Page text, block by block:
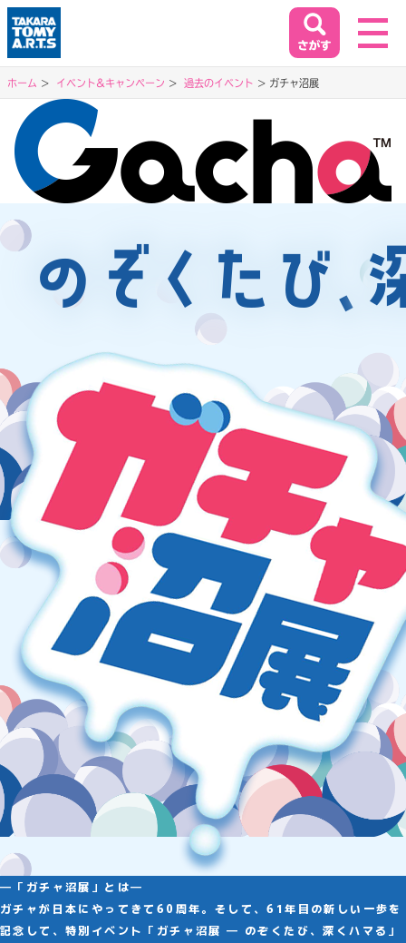
ホーム
HOME
商品情報
イベント&キャンペーン
EVENT&CAMPAIGN
お客様相談室
SUPPORT
会社情報 採用情報
プレスリリース よくあるご質問
ビジネスのお客様
閉じる
閉じる
ホーム イベント&キャンペーン 過去のイベント ガチャ沼展
―「ガチャ沼展」とは―
ガチャが日本にやってきて60周年。そして、61年目の新しい一歩を
記念して、特別イベント「ガチャ沼展 ― のぞくたび、深くハマる」